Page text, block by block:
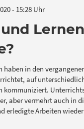
- 15:28 Uhr
haben in den
auf
kommuniziert.
aber vermehrt auch in
erledigte Arbeiten wieder